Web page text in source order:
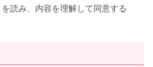
を読み、内容を理解して同意する